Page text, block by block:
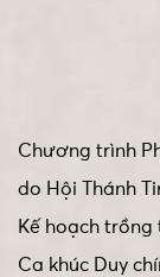
Chương trình
do Hội Thánh
Kế hoạch
Ca khúc Duy